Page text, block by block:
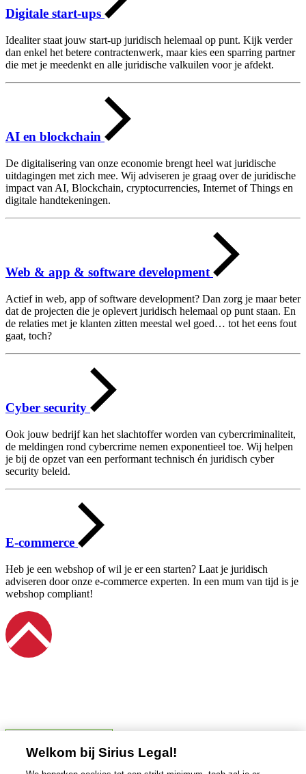
Digitale start-ups
Idealiter staat jouw start-up juridisch helemaal op punt. Kijk verder
dan enkel het betere contractenwerk, maar kies een sparring partner
die met je meedenkt en alle juridische valkuilen voor je afdekt.
AI en blockchain
De digitalisering van onze economie brengt heel wat juridische
uitdagingen met zich mee. Wij adviseren je graag over de juridische
impact van AI, Blockchain, cryptocurrencies, Internet of Things en
digitale handtekeningen.
Web & app & software development
Actief in web, app of software development? Dan zorg je maar beter
dat de projecten die je oplevert juridisch helemaal op punt staan. En
de relaties met je klanten zitten meestal wel goed… tot het eens fout
gaat, toch?
Cyber security
Ook jouw bedrijf kan het slachtoffer worden van cybercriminaliteit,
de meldingen rond cybercrime nemen exponentieel toe. Wij helpen
je bij de opzet van een performant technisch én juridisch cyber
security beleid.
E-commerce
Heb je een webshop of wil je er een starten? Laat je juridisch
adviseren door onze e-commerce experten. In een mum van tijd is je
webshop compliant!
Digitaal ondernemen Privacy en gegevensbescherming
Welkom bij Sirius Legal!